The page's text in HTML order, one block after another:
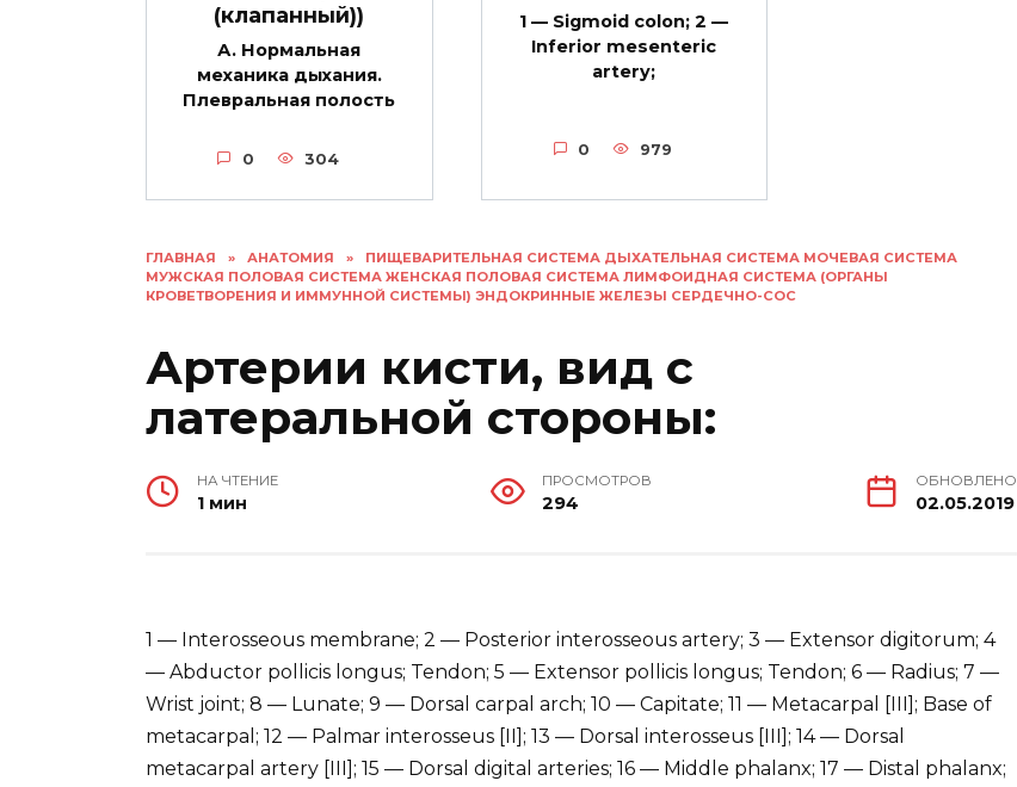
ГЛАВНАЯ » АНАТОМИЯ »
ПИЩЕВАРИТЕЛЬНАЯ СИСТЕМА ДЫХАТЕЛЬНАЯ СИСТЕМА МОЧЕВАЯ СИСТЕМА
МУЖСКАЯ ПОЛОВАЯ СИСТЕМА ЖЕНСКАЯ ПОЛОВАЯ СИСТЕМА ЛИМФОИДНАЯ СИСТЕМА (ОРГАНЫ
КРОВЕТВОРЕНИЯ И ИММУННОЙ СИСТЕМЫ) ЭНДОКРИННЫЕ ЖЕЛЕЗЫ СЕРДЕЧНО-СОС
Артерии кисти, вид с
латеральной стороны:
НА ЧТЕНИЕ
1 мин
ПРОСМОТРОВ
294
ОБНОВЛЕНО
02.05.2019
1 — Interosseous membrane; 2 — Posterior interosseous artery; 3 — Extensor digitorum; 4
— Abductor pollicis longus; Tendon; 5 — Extensor pollicis longus; Tendon; 6 — Radius; 7 —
Wrist joint; 8 — Lunate; 9 — Dorsal carpal arch; 10 — Capitate; 11 — Metacarpal [III]; Base of
metacarpal; 12 — Palmar interosseus [II]; 13 — Dorsal interosseus [III]; 14 — Dorsal
metacarpal artery [III]; 15 — Dorsal digital arteries; 16 — Middle phalanx; 17 — Distal phalanx;
(клапанный))
А. Нормальная
механика дыхания.
Плевральная полость
0 304
1 — Sigmoid colon; 2 —
Inferior mesenteric
artery;
0 979